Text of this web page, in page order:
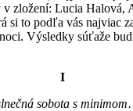
zložení: Lucia
to podľa vás
Výsledky súťaže
I
čná sobota s minimom